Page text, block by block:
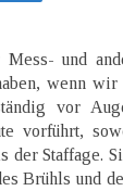
und
wenn wir
vor
vorführt,
der Staffage.
Brühls und